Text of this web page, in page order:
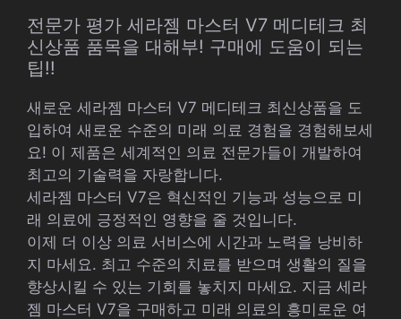
전문가 평가 세라젬 마스터 V7 메디테크 최
신상품 품목을 대해부! 구매에 도움이 되는
팁!!
새로운 세라젬 마스터 V7 메디테크 최신상품을 도
입하여 새로운 수준의 미래 의료 경험을 경험해보세
요! 이 제품은 세계적인 의료 전문가들이 개발하여
최고의 기술력을 자랑합니다.
세라젬 마스터 V7은 혁신적인 기능과 성능으로 미
래 의료에 긍정적인 영향을 줄 것입니다.
이제 더 이상 의료 서비스에 시간과 노력을 낭비하
지 마세요. 최고 수준의 치료를 받으며 생활의 질을
향상시킬 수 있는 기회를 놓치지 마세요. 지금 세라
젬 마스터 V7을 구매하고 미래 의료의 흥미로운 여